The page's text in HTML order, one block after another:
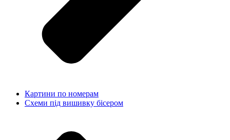
Картини по номерам
Схеми під вишивку бісером